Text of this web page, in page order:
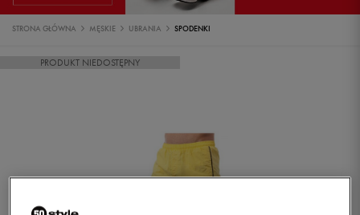
STRONA GŁÓWNA MĘSKIE UBRANIA SPODENKI
PRODUKT NIEDOSTĘPNY